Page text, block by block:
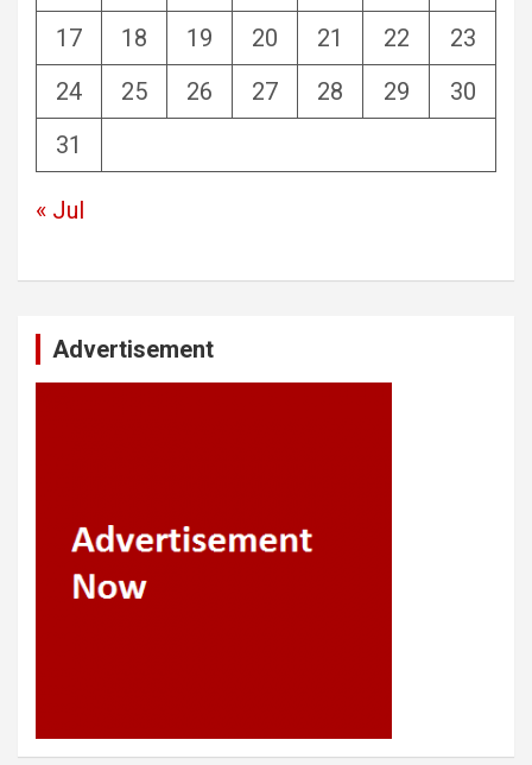
17
18 19 20 21 22
23
24
25 26 27 28 29
30
31
« Jul
Advertisement